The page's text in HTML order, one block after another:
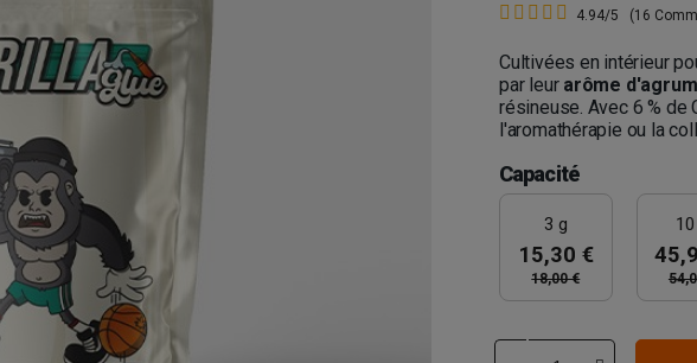
4.94/5 (16
Cultivées en intérieur
par leur arôme
résineuse. Avec 6 % de
l'aromathérapie ou la
Capacité
3 g
15,30 €
18,00 €